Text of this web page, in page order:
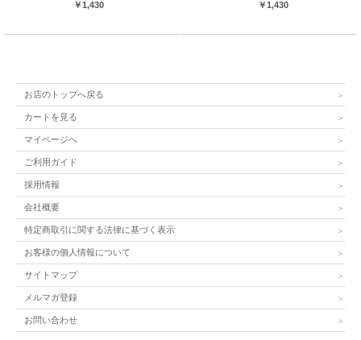
￥1,430 ￥1,430
お店のトップへ戻る
カートを見る
マイページへ
ご利用ガイド
採用情報
会社概要
特定商取引に関する法律に基づく表示
お客様の個人情報について
サイトマップ
メルマガ登録
お問い合わせ